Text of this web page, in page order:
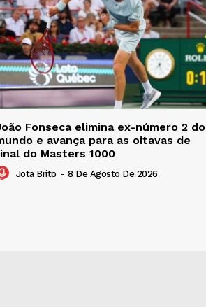
Fonseca elimina ex-número 2 do
e avança para as oitavas de
do Masters 1000
Jota Brito - 8 De Agosto De 2026